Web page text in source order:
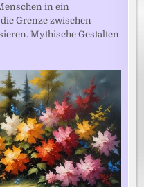
in ein
Grenze zwischen
Mythische Gestalten